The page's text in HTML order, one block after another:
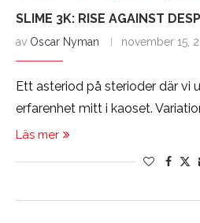
SLIME 3K: RISE AGAINST
av Oscar Nyman november 15,
Ett asteriod på sterioder där vi
erfarenhet mitt i kaoset.
Läs mer